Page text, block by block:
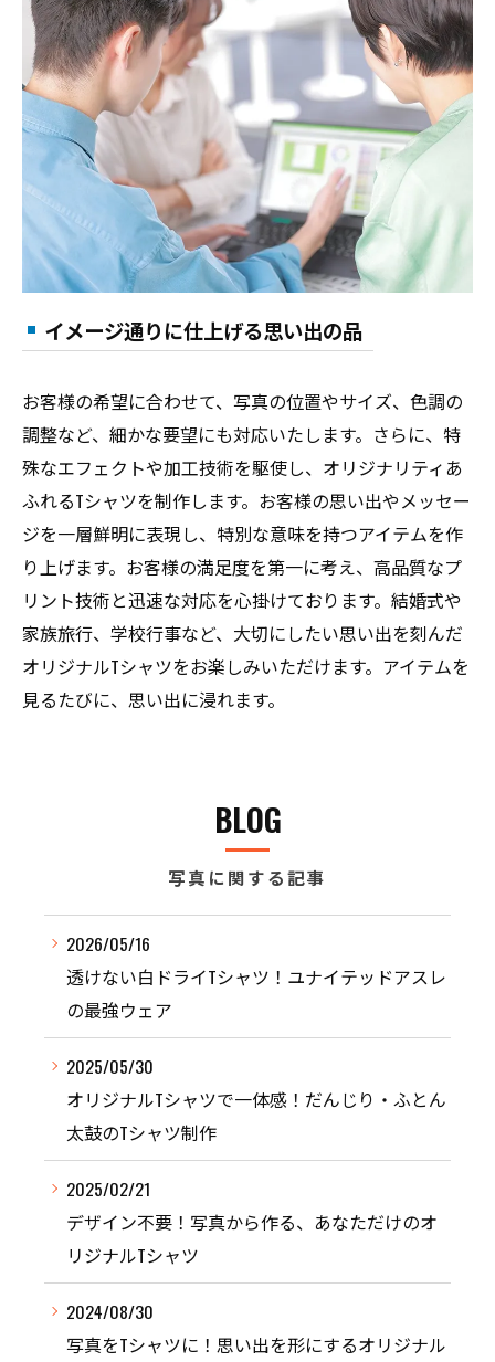
イメージ通りに仕上げる思い出の品
お客様の希望に合わせて、写真の位置やサイズ、色調の
調整など、細かな要望にも対応いたします。さらに、特
殊なエフェクトや加工技術を駆使し、オリジナリティあ
ふれるTシャツを制作します。お客様の思い出やメッセー
ジを一層鮮明に表現し、特別な意味を持つアイテムを作
り上げます。お客様の満足度を第一に考え、高品質なプ
リント技術と迅速な対応を心掛けております。結婚式や
家族旅行、学校行事など、大切にしたい思い出を刻んだ
オリジナルTシャツをお楽しみいただけます。アイテムを
見るたびに、思い出に浸れます。
BLOG
写真に関する記事
2026/05/16
透けない白ドライTシャツ！ユナイテッドアスレ
の最強ウェア
2025/05/30
オリジナルTシャツで一体感！だんじり・ふとん
太鼓のTシャツ制作
2025/02/21
デザイン不要！写真から作る、あなただけのオ
リジナルTシャツ
2024/08/30
写真をTシャツに！思い出を形にするオリジナル